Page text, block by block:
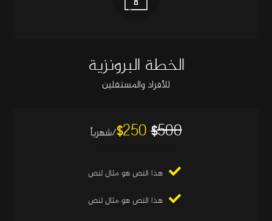
الخطة البرونزية
للأفراد والمستقلين
$500
$250 /شهرياً
هذا النص هو مثال لنص
هذا النص هو مثال لنص